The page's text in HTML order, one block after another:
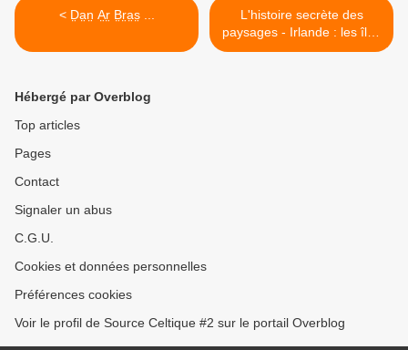
< D̤a̤n̤ A̤r̤ B̤r̤a̤s̤ ...
L'histoire secrète des
paysages - Irlande : les îles
d'Aran | ARTE >
Hébergé par Overblog
Top articles
Pages
Contact
Signaler un abus
C.G.U.
Cookies et données personnelles
Préférences cookies
Voir le profil de Source Celtique #2 sur le portail Overblog